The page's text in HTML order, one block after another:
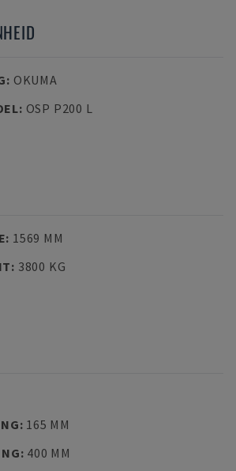
: OKUMA
: OSP P200 L
: 1569 MM
: 3800 KG
: 165 MM
: 400 MM